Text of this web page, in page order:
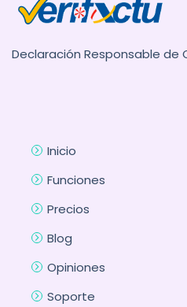
Declaración Responsable de
Inicio
Funciones
Precios
Blog
Opiniones
Soporte